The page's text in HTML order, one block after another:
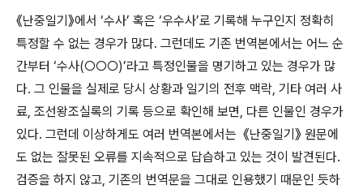
《난중일기》에서 ‘수사’ 혹은 ‘우수사’로 기록해 누구인지 정확히
특정할 수 없는 경우가 많다. 그런데도 기존 번역본에서는 어느 순
간부터 ‘수사(○○○)’라고 특정인물을 명기하고 있는 경우가 많
다. 그 인물을 실제로 당시 상황과 일기의 전후 맥락, 기타 여러 사
료, 조선왕조실록의 기록 등으로 확인해 보면, 다른 인물인 경우가
있다. 그런데 이상하게도 여러 번역본에서는 《난중일기》 원문에
도 없는 잘못된 오류를 지속적으로 답습하고 있는 것이 발견된다.
검증을 하지 않고, 기존의 번역문을 그대로 인용했기 때문인 듯하